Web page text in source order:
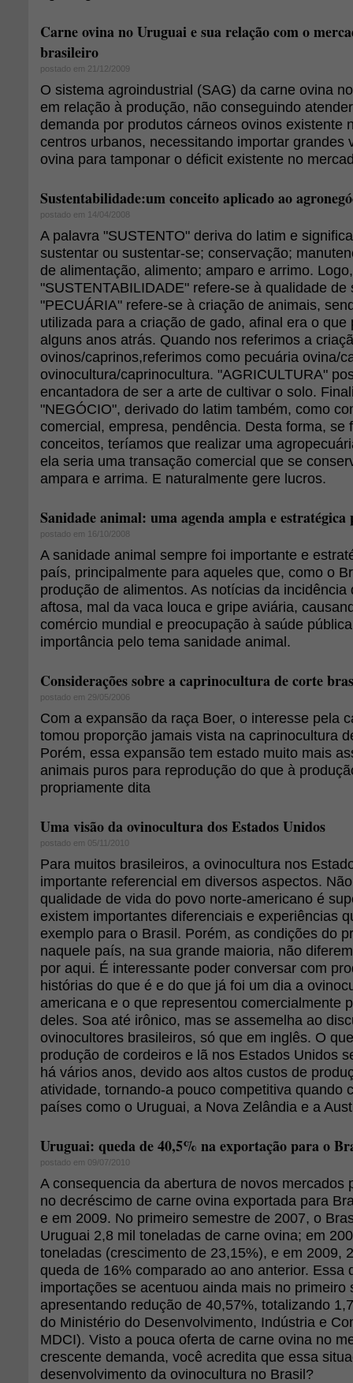
Carne ovina no Uruguai e sua relação com o
brasileiro
postado em 21/12/2009
O sistema agroindustrial (SAG) da carne ovina
em relação à produção, não conseguindo
demanda por produtos cárneos ovinos existente
centros urbanos, necessitando importar grandes
ovina para tamponar o déficit existente no
Sustentabilidade:um conceito aplicado ao
postado em 14/04/2008
A palavra "SUSTENTO" deriva do latim e
sustentar ou sustentar-se; conservação;
de alimentação, alimento; amparo e arrimo. Logo,
"SUSTENTABILIDADE" refere-se à qualidade de
"PECUÁRIA" refere-se à criação de animais,
utilizada para a criação de gado, afinal era o que
alguns anos atrás. Quando nos referimos a
ovinos/caprinos,referimos como pecuária ovina/
ovinocultura/caprinocultura. "AGRICULTURA"
encantadora de ser a arte de cultivar o solo.
"NEGÓCIO", derivado do latim também, como
comercial, empresa, pendência. Desta forma, se
conceitos, teríamos que realizar uma
ela seria uma transação comercial que se
ampara e arrima. E naturalmente gere lucros.
Sanidade animal: uma agenda ampla e
postado em 16/10/2008
A sanidade animal sempre foi importante e
país, principalmente para aqueles que, como o
produção de alimentos. As notícias da incidência
aftosa, mal da vaca louca e gripe aviária,
comércio mundial e preocupação à saúde
importância pelo tema sanidade animal.
Considerações sobre a caprinocultura de corte
postado em 29/05/2006
Com a expansão da raça Boer, o interesse pela
tomou proporção jamais vista na caprinocultura
Porém, essa expansão tem estado muito mais
animais puros para reprodução do que à
propriamente dita
Uma visão da ovinocultura dos Estados Unidos
postado em 05/11/2010
Para muitos brasileiros, a ovinocultura nos
importante referencial em diversos aspectos.
qualidade de vida do povo norte-americano é
existem importantes diferenciais e experiências
exemplo para o Brasil. Porém, as condições do
naquele país, na sua grande maioria, não
por aqui. É interessante poder conversar com
histórias do que é e do que já foi um dia a
americana e o que representou comercialmente
deles. Soa até irônico, mas se assemelha ao
ovinocultores brasileiros, só que em inglês. O
produção de cordeiros e lã nos Estados Unidos
há vários anos, devido aos altos custos de
atividade, tornando-a pouco competitiva quando
países como o Uruguai, a Nova Zelândia e a
Uruguai: queda de 40,5% na exportação para o
postado em 09/07/2010
A consequencia da abertura de novos mercados
no decréscimo de carne ovina exportada para
e em 2009. No primeiro semestre de 2007, o
Uruguai 2,8 mil toneladas de carne ovina; em
toneladas (crescimento de 23,15%), e em 2009,
queda de 16% comparado ao ano anterior. Essa
importações se acentuou ainda mais no primeiro
apresentando redução de 40,57%, totalizando
do Ministério do Desenvolvimento, Indústria e
MDCI). Visto a pouca oferta de carne ovina no
crescente demanda, você acredita que essa
desenvolvimento da ovinocultura no Brasil?